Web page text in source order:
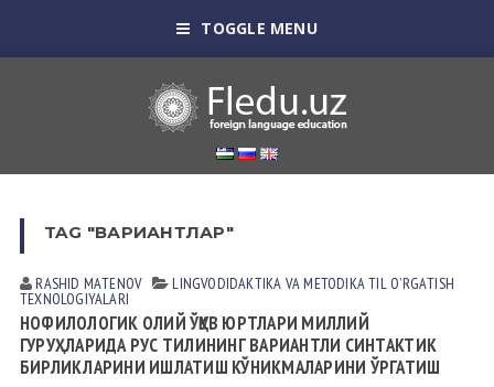
TOGGLE MENU
TAG "ВАРИАНТЛАР"
RASHID MАTENOV LINGVODIDАKTIKА VА METODIKАTIL OʼRGАTISH
TEXNOLOGIYALАRI
НОФИЛОЛОГИК ОЛИЙ ЎҚУВ ЮРТЛАРИ МИЛЛИЙ
ГУРУҲЛАРИДА РУС ТИЛИНИНГ ВАРИАНТЛИ СИНТАКТИК
БИРЛИКЛАРИНИ ИШЛАТИШ КЎНИКМАЛАРИНИ ЎРГАТИШ